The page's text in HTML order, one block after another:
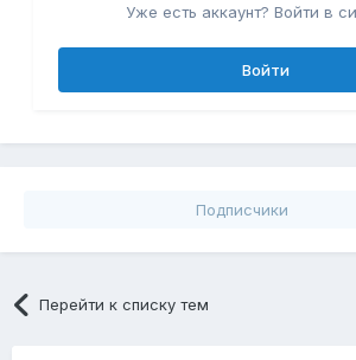
Уже есть аккаунт? Войти в
Войти
Подписчики
Перейти к списку тем